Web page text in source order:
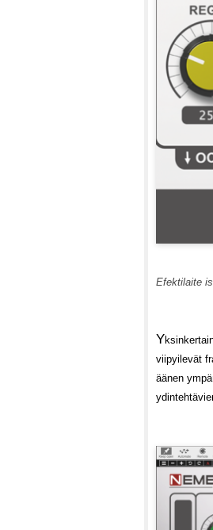
Efektilaite
Y
viipyilevät
äänen